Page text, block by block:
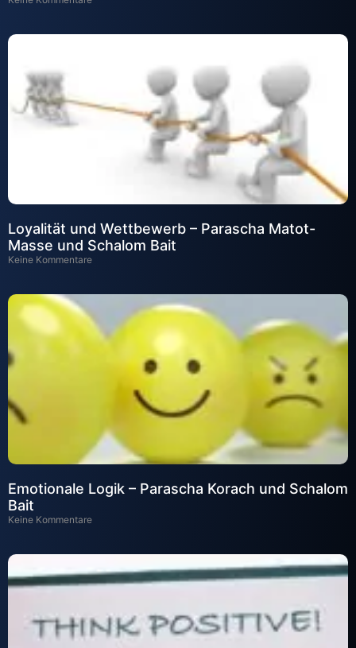
Loyalität und Wettbewerb – Parascha Matot-
Masse und Schalom Bait
Keine Kommentare
Emotionale Logik – Parascha Korach und Schalom
Bait
Keine Kommentare